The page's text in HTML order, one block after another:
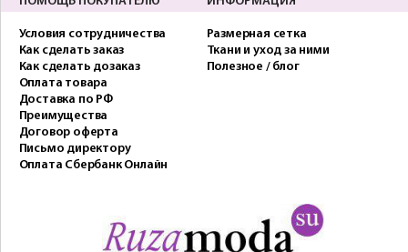
Условия сотрудничества
Как сделать заказ
Как сделать дозаказ
Оплата товара
Доставка по РФ
Преимущества
Договор оферта
Письмо директору
Оплата Сбербанк Онлайн
Размерная сетка
Ткани и уход за ними
Полезное / блог